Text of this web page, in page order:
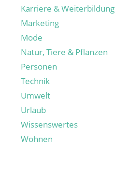
Karriere & Weiterbildung
Marketing
Mode
Natur, Tiere & Pflanzen
Personen
Technik
Umwelt
Urlaub
Wissenswertes
Wohnen